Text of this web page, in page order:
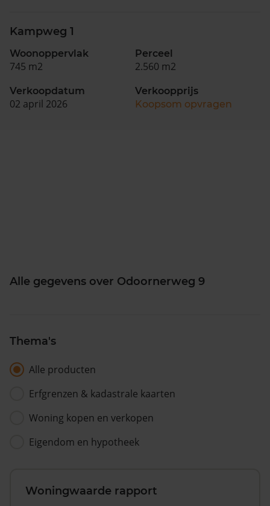
Kampweg 1
Woonoppervlak
745 m2
Perceel
2.560 m2
Verkoopdatum
02 april 2026
Verkoopprijs
Koopsom opvragen
Alle gegevens over Odoornerweg 9
Thema's
Alle producten
Erfgrenzen & kadastrale kaarten
Woning kopen en verkopen
Eigendom en hypotheek
Woningwaarde rapport